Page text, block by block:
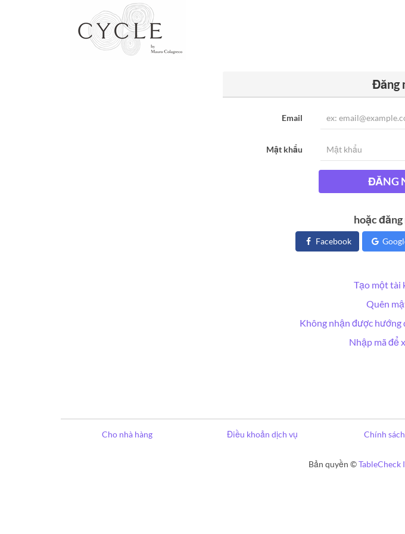
Đăng
Email
Mật khẩu
ĐĂNG
hoặc
Facebook
Tạo một tài
Quên
Không nhận được hướng
Nhập mã để
Cho nhà hàng Điều khoản dịch vụ Chính
Bản quyền ©TableCheck